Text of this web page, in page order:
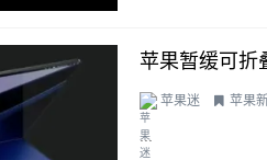
苹果暂缓可折
苹果迷 苹果
...